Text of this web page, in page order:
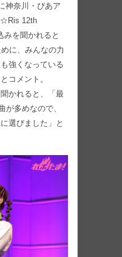
神奈川・ぴあア
12th
みを聞かれると
に、みんなの力
強くなっている
コメント。
かれると、「最
多めなので、
選びました」と